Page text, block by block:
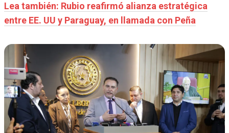
Lea también: Rubio reafirmó alianza estratégica
entre EE. UU y Paraguay, en llamada con Peña